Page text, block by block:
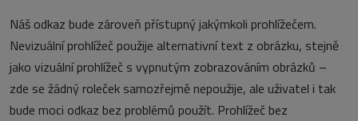
Náš odkaz bude zároveň přístupný jakýmkoli prohlížečem.
Nevizuální prohlížeč použije alternativní text z obrázku, stejně
jako vizuální prohlížeč s vypnutým zobrazováním obrázků –
zde se žádný roleček samozřejmě nepoužije, ale uživatel i tak
bude moci odkaz bez problémů použít. Prohlížeč bez